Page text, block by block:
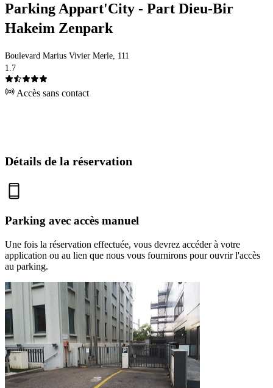
Parking Appart'City - Part Dieu-Bir
Hakeim Zenpark
Boulevard Marius Vivier Merle, 111
1.7
Accès sans contact
Détails de la réservation
Parking avec accès manuel
Une fois la réservation effectuée, vous devrez accéder à votre
application ou au lien que nous vous fournirons pour ouvrir l'accès
au parking.